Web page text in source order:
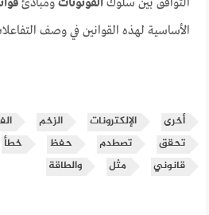
الأساسية لهذه القوانين في وصف
أخرى الإلكترونات الزخم
تحقق
تصطدم حفظ خطأ
قانوني
مثل والطاقة